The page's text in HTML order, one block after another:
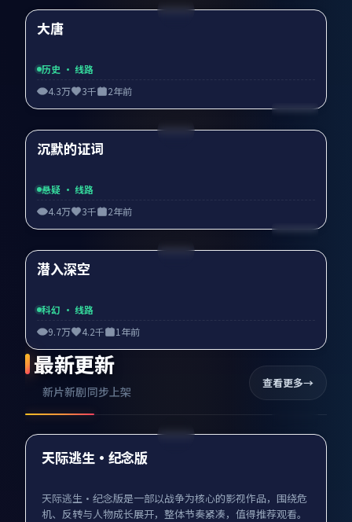
精选
大唐
历史 · 线路
4.3万
3千 2年前
精选
99:52
沉默的证词
悬疑 · 线路
4.4万
3千 2年前
精选
89:41
潜入深空
科幻 · 线路
9.7万
4.2千 1年前
最新更新
新片新剧同步上架
查看更多
最新
天际逃生·纪念版
天际逃生·纪念版是一部以战争为核心的影视作品，围绕危
机、反转与人物成长展开，整体节奏紧凑，值得推荐观看。